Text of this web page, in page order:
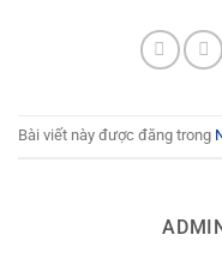
Bài viết này được đăng trong